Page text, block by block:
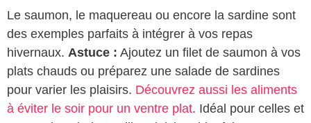
Le saumon, le maquereau ou encore la sardine sont
des exemples parfaits à intégrer à vos repas
hivernaux. Astuce : Ajoutez un filet de saumon à vos
plats chauds ou préparez une salade de sardines
pour varier les plaisirs. Découvrez aussi les aliments
à éviter le soir pour un ventre plat. Idéal pour celles et